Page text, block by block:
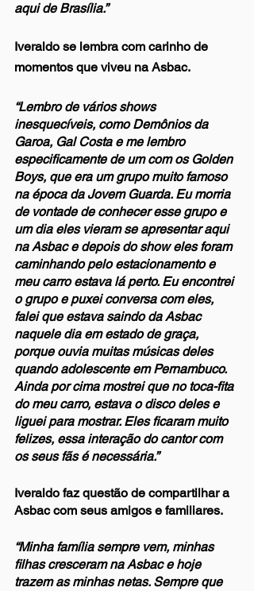
aqui de Brasília.”
Iveraldo se lembra com carinho de
momentos que viveu na Asbac.
“Lembro de vários shows
inesquecíveis, como Demônios da
Garoa, Gal Costa e me lembro
especificamente de um com os Golden
Boys, que era um grupo muito famoso
na época da Jovem Guarda. Eu morria
de vontade de conhecer esse grupo e
um dia eles vieram se apresentar aqui
na Asbac e depois do show eles foram
caminhando pelo estacionamento e
meu carro estava lá perto. Eu encontrei
o grupo e puxei conversa com eles,
falei que estava saindo da Asbac
naquele dia em estado de graça,
porque ouvia muitas músicas deles
quando adolescente em Pernambuco.
Ainda por cima mostrei que no toca-fita
do meu carro, estava o disco deles e
liguei para mostrar. Eles ficaram muito
felizes, essa interação do cantor com
os seus fãs é necessária.”
Iveraldo faz questão de compartilhar a
Asbac com seus amigos e familiares.
“Minha família sempre vem, minhas
filhas cresceram na Asbac e hoje
trazem as minhas netas. Sempre que